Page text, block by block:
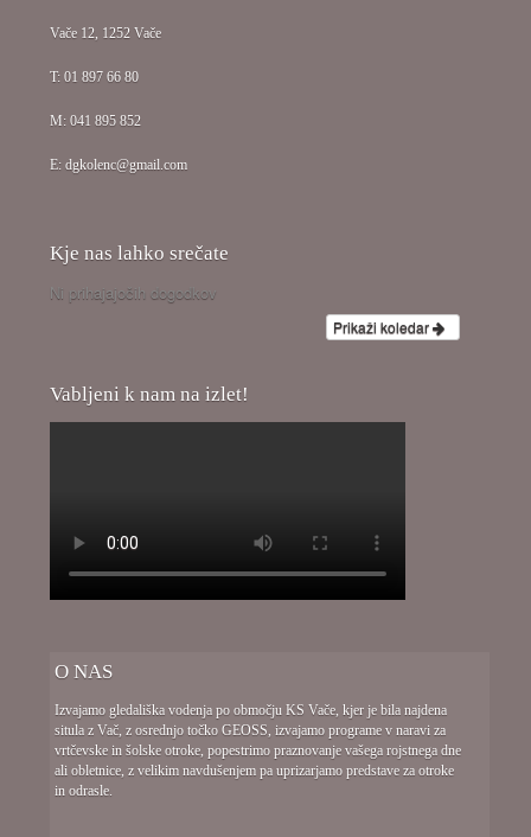
Vače 12, 1252 Vače
T: 01 897 66 80
M: 041 895 852
E: dgkolenc@gmail.com
Kje nas lahko srečate
Ni prihajajočih dogodkov
Prikaži koledar
Vabljeni k nam na izlet!
O NAS
Izvajamo gledališka vodenja po območju KS Vače, kjer je bila najdena
situla z Vač, z osrednjo točko GEOSS, izvajamo programe v naravi za
vrtčevske in šolske otroke, popestrimo praznovanje vašega rojstnega dne
ali obletnice, z velikim navdušenjem pa uprizarjamo predstave za otroke
in odrasle.